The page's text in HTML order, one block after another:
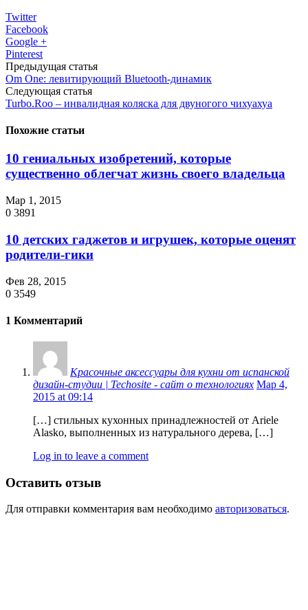
Twitter
Facebook
Google +
Pinterest
Предыдущая статья
Om One: левитирующий Bluetooth-динамик
Следующая статья
Turbo.Roo – инвалидная коляска для двуногого чихуахуа
Похожие статьи
10 гениальных изобретений, которые
существенно облегчат жизнь своего владельца
Мар 1, 2015
0 3891
10 детских гаджетов и игрушек, которые оценят
родители-гики
Фев 28, 2015
0 3549
1 Комментарий
Красочные аксессуары для кухни от испанской
дизайн-студии | Techosite - сайт о технологиях Мар 4,
2015 at 09:14
[…] стильных кухонных принадлежностей от Ariele
Alasko, выполненных из натурального дерева, […]
Log in to leave a comment
Оставить отзыв
Для отправки комментария вам необходимо авторизоваться.